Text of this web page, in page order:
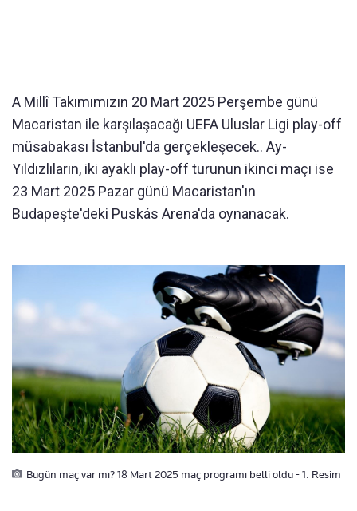
A Millî Takımımızın 20 Mart 2025 Perşembe günü
Macaristan ile karşılaşacağı UEFA Uluslar Ligi play-off
müsabakası İstanbul'da gerçekleşecek.. Ay-
Yıldızlıların, iki ayaklı play-off turunun ikinci maçı ise
23 Mart 2025 Pazar günü Macaristan'ın
Budapeşte'deki Puskás Arena'da oynanacak.
Bugün maç var mı? 18 Mart 2025 maç programı belli oldu - 1. Resim